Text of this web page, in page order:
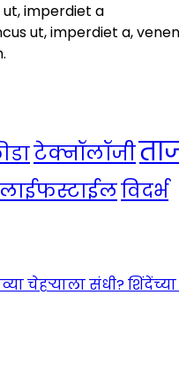
ut, imperdiet a
ut, imperdiet a,
टेक्नॉलॉजी
लाईफस्टाईलविदर्भ